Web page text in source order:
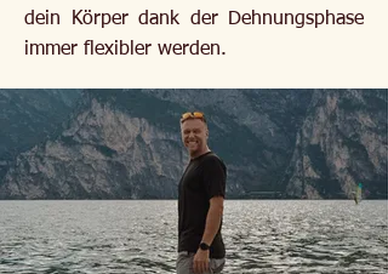
dein Körper dank der Dehnungsphase
immer flexibler werden.